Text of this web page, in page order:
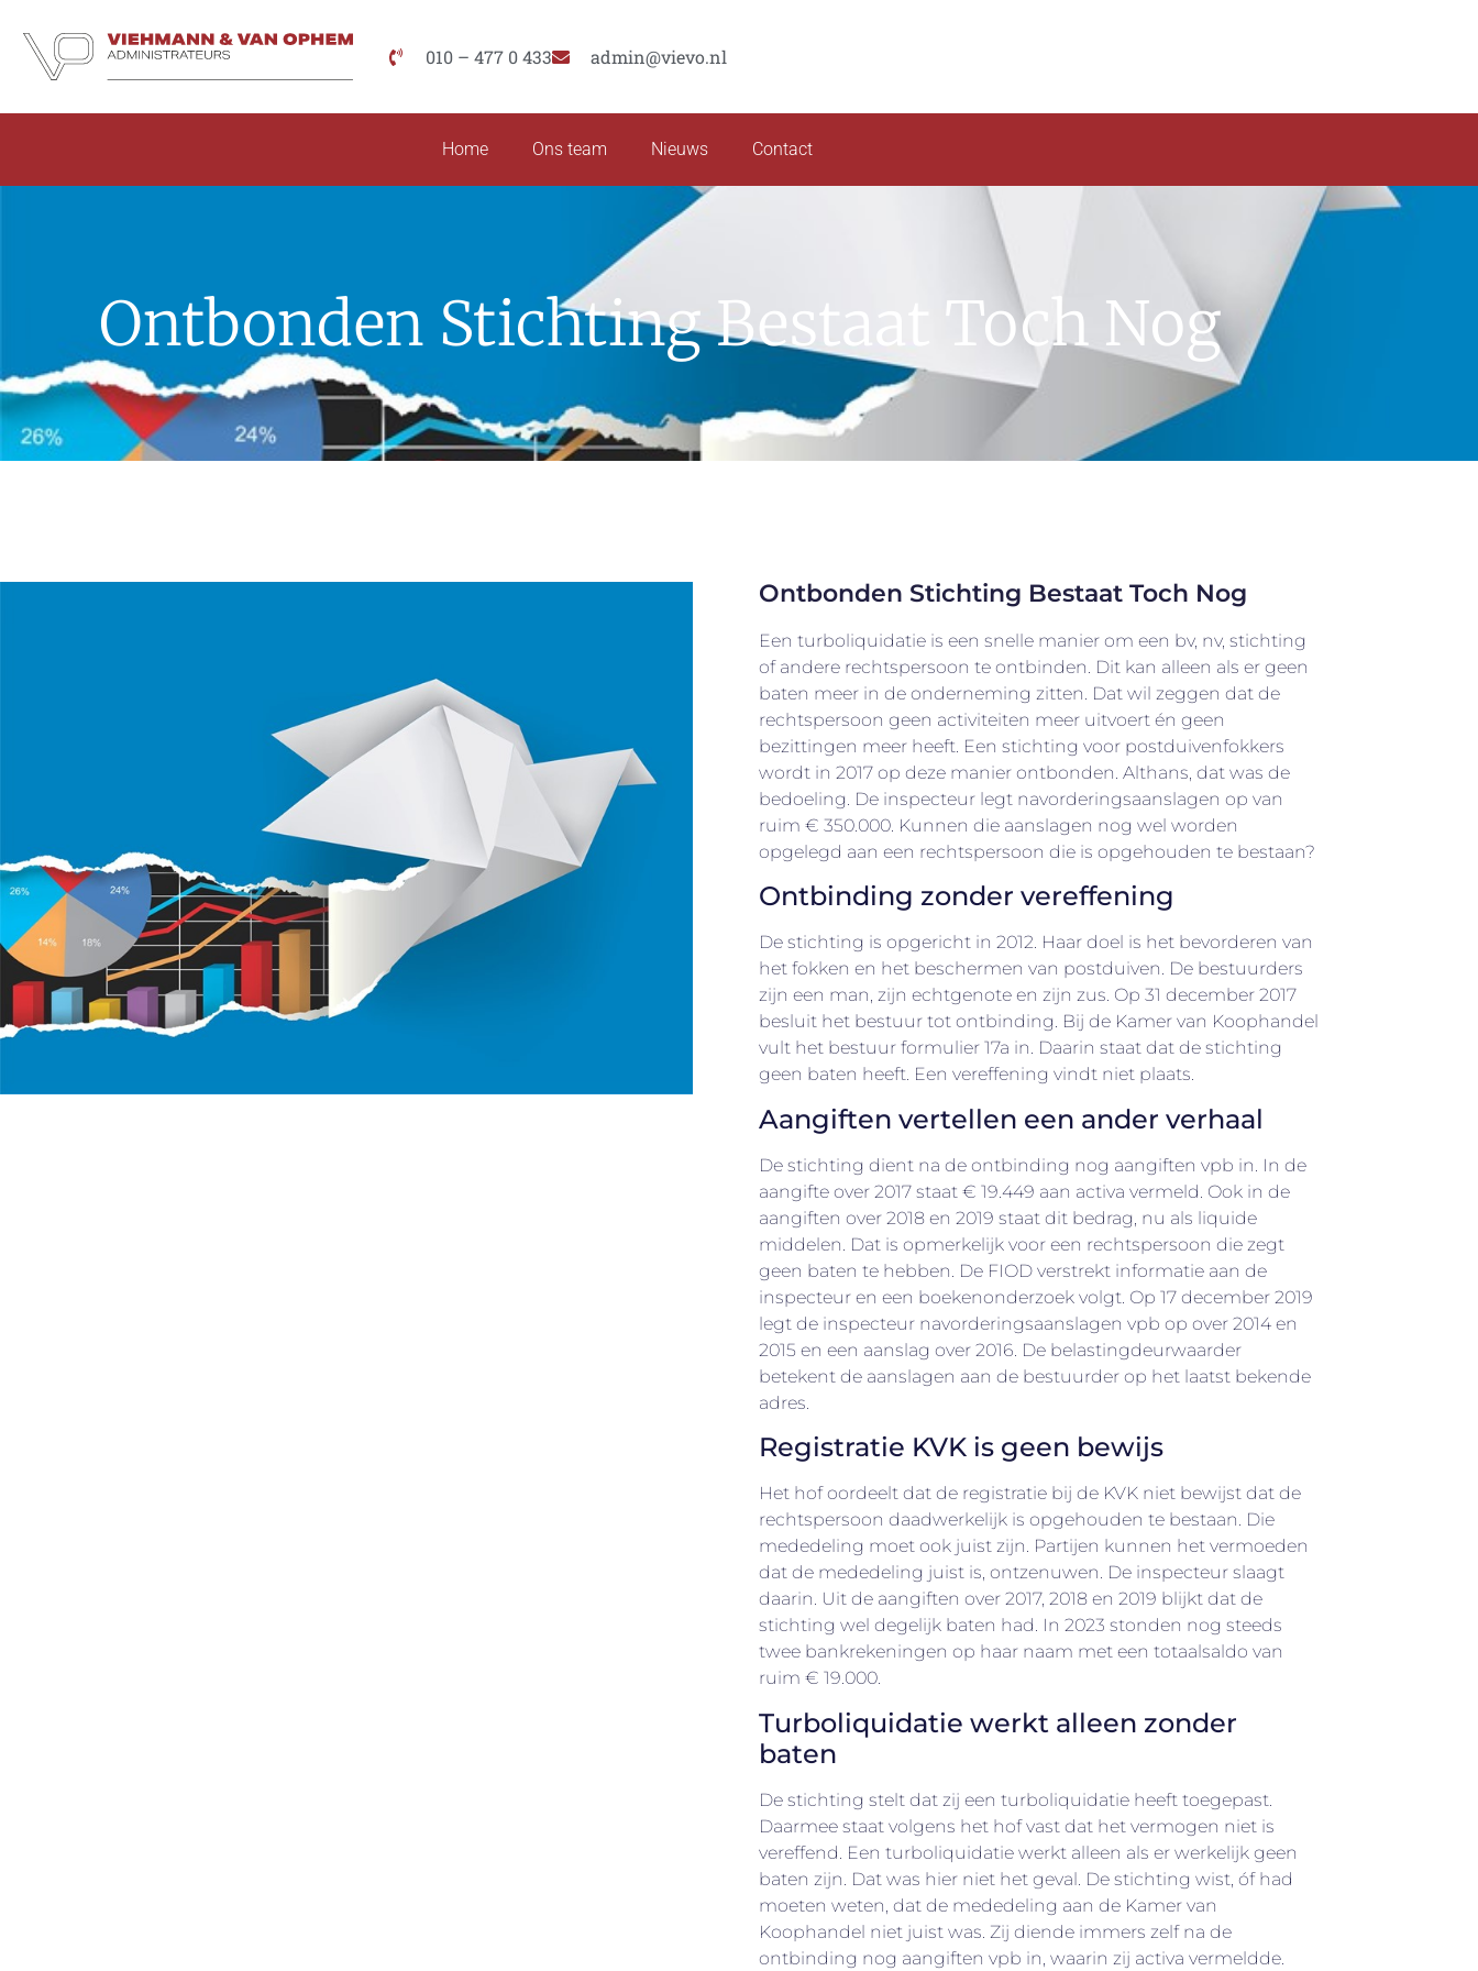
010 – 477 0 433 admin@vievo.nl
Home Ons team Nieuws Contact
Ontbonden Stichting Bestaat Toch Nog
Ontbonden Stichting Bestaat Toch Nog
Een turboliquidatie is een snelle manier om een bv, nv, stichting
of andere rechtspersoon te ontbinden. Dit kan alleen als er geen
baten meer in de onderneming zitten. Dat wil zeggen dat de
rechtspersoon geen activiteiten meer uitvoert én geen
bezittingen meer heeft. Een stichting voor postduivenfokkers
wordt in 2017 op deze manier ontbonden. Althans, dat was de
bedoeling. De inspecteur legt navorderingsaanslagen op van
ruim € 350.000. Kunnen die aanslagen nog wel worden
opgelegd aan een rechtspersoon die is opgehouden te bestaan?
Ontbinding zonder vereffening
De stichting is opgericht in 2012. Haar doel is het bevorderen van
het fokken en het beschermen van postduiven. De bestuurders
zijn een man, zijn echtgenote en zijn zus. Op 31 december 2017
besluit het bestuur tot ontbinding. Bij de Kamer van Koophandel
vult het bestuur formulier 17a in. Daarin staat dat de stichting
geen baten heeft. Een vereffening vindt niet plaats.
Aangiften vertellen een ander verhaal
De stichting dient na de ontbinding nog aangiften vpb in. In de
aangifte over 2017 staat € 19.449 aan activa vermeld. Ook in de
aangiften over 2018 en 2019 staat dit bedrag, nu als liquide
middelen. Dat is opmerkelijk voor een rechtspersoon die zegt
geen baten te hebben. De FIOD verstrekt informatie aan de
inspecteur en een boekenonderzoek volgt. Op 17 december 2019
legt de inspecteur navorderingsaanslagen vpb op over 2014 en
2015 en een aanslag over 2016. De belastingdeurwaarder
betekent de aanslagen aan de bestuurder op het laatst bekende
adres.
Registratie KVK is geen bewijs
Het hof oordeelt dat de registratie bij de KVK niet bewijst dat de
rechtspersoon daadwerkelijk is opgehouden te bestaan. Die
mededeling moet ook juist zijn. Partijen kunnen het vermoeden
dat de mededeling juist is, ontzenuwen. De inspecteur slaagt
daarin. Uit de aangiften over 2017, 2018 en 2019 blijkt dat de
stichting wel degelijk baten had. In 2023 stonden nog steeds
twee bankrekeningen op haar naam met een totaalsaldo van
ruim € 19.000.
Turboliquidatie werkt alleen zonder
baten
De stichting stelt dat zij een turboliquidatie heeft toegepast.
Daarmee staat volgens het hof vast dat het vermogen niet is
vereffend. Een turboliquidatie werkt alleen als er werkelijk geen
baten zijn. Dat was hier niet het geval. De stichting wist, óf had
moeten weten, dat de mededeling aan de Kamer van
Koophandel niet juist was. Zij diende immers zelf na de
ontbinding nog aangiften vpb in, waarin zij activa vermeldde.